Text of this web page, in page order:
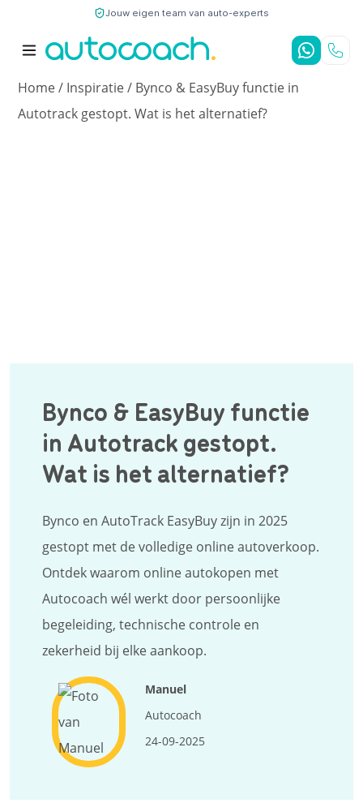
9,7/10 4,8/5
Jouw eigen team van auto-experts
Home/ Inspiratie/ Bynco & EasyBuy functie in
Autotrack gestopt. Wat is het alternatief?
Bynco & EasyBuy functie
in Autotrack gestopt.
Wat is het alternatief?
Bynco en AutoTrack EasyBuy zijn in 2025
gestopt met de volledige online autoverkoop.
Ontdek waarom online autokopen met
Autocoach wél werkt door persoonlijke
begeleiding, technische controle en
zekerheid bij elke aankoop.
Manuel
Autocoach
24-09-2025